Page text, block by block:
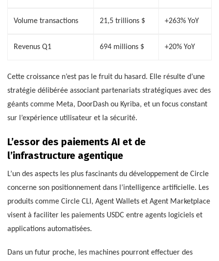
Volume transactions 21,5 trillions $ +263% YoY
Revenus Q1 694 millions $ +20% YoY
Cette croissance n’est pas le fruit du hasard. Elle résulte d’une
stratégie délibérée associant partenariats stratégiques avec des
géants comme Meta, DoorDash ou Kyriba, et un focus constant
sur l’expérience utilisateur et la sécurité.
L’essor des paiements AI et de
l’infrastructure agentique
L’un des aspects les plus fascinants du développement de Circle
concerne son positionnement dans l’intelligence artificielle. Les
produits comme Circle CLI, Agent Wallets et Agent Marketplace
visent à faciliter les paiements USDC entre agents logiciels et
applications automatisées.
Dans un futur proche, les machines pourront effectuer des